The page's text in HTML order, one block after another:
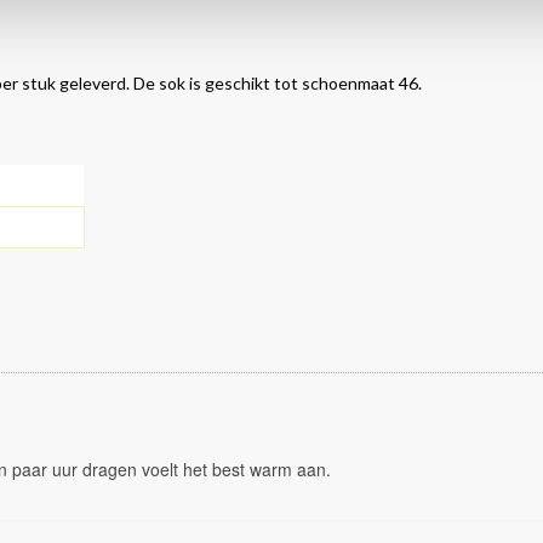
stuk geleverd. De sok is geschikt tot schoenmaat 46.
paar uur dragen voelt het best warm aan.